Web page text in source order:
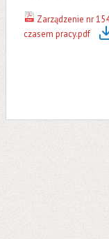
Zarządzenie nr
czasem pracy.pdf